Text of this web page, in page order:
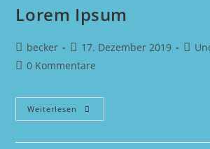
Lorem Ipsum
Beitrags-
Autor:
becker
Beitrag
veröffentlicht:
17. Dezember 2019
Beitrags-
0 Kommentare
Weiterlesen Lorem
Ipsum